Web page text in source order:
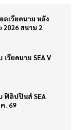
เวียดนาม หลัง
2026 สนาม 2
วียดนาม SEA V
ฟิลิปปินส์ SEA
. 69